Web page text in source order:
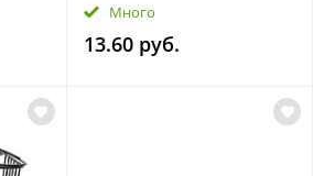
Много
13.60 руб.